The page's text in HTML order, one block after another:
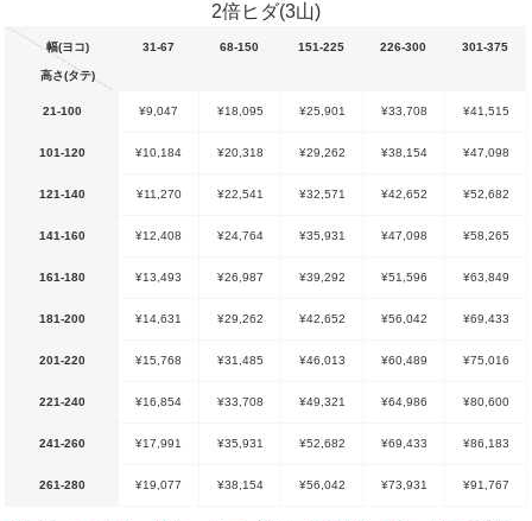
2倍ヒダ(3山)
幅(ヨコ)
高さ(タテ)
31-67 68-150 151-225 226-300 301-375
21-100 ¥9,047 ¥18,095 ¥25,901 ¥33,708 ¥41,515
101-120 ¥10,184 ¥20,318 ¥29,262 ¥38,154 ¥47,098
121-140 ¥11,270 ¥22,541 ¥32,571 ¥42,652 ¥52,682
141-160 ¥12,408 ¥24,764 ¥35,931 ¥47,098 ¥58,265
161-180 ¥13,493 ¥26,987 ¥39,292 ¥51,596 ¥63,849
181-200 ¥14,631 ¥29,262 ¥42,652 ¥56,042 ¥69,433
201-220 ¥15,768 ¥31,485 ¥46,013 ¥60,489 ¥75,016
221-240 ¥16,854 ¥33,708 ¥49,321 ¥64,986 ¥80,600
241-260 ¥17,991 ¥35,931 ¥52,682 ¥69,433 ¥86,183
261-280 ¥19,077 ¥38,154 ¥56,042 ¥73,931 ¥91,767